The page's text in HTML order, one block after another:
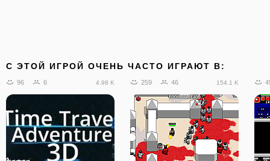
C ЭТОЙ ИГРОЙ ОЧЕНЬ ЧАСТО ИГРАЮТ В:
96 6 4.98 K 259 46 154.1 K